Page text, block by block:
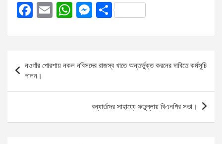
F
ce
b
o
o
E
ail
W
at
A
p
M
se
g
er
S
ar
navigation
নওগাঁর পোরশায় নকল নবিসদের রাজস্ব খাতে অন্তর্ভুক্ত করনের দাবিতে কর্মসূচি
পালন।
বন্যার্তদের সাহায্যে ফতুল্লায় বিএনপির সভা।